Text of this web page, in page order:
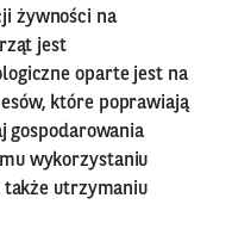
żywności na
jest
oparte jest na
które poprawiają
gospodarowania
wykorzystaniu
także utrzymaniu